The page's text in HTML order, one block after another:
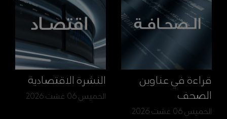
قراءة في عناوين
الصحف
الخميس 06 غشت 2026
النشرة الاقتصادية
الخميس 06 غشت 2026